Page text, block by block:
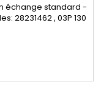
échange standard -
28231462 , 03P 130
, 03P130277 , O3P
- Pour
Skoda 1.2TDI